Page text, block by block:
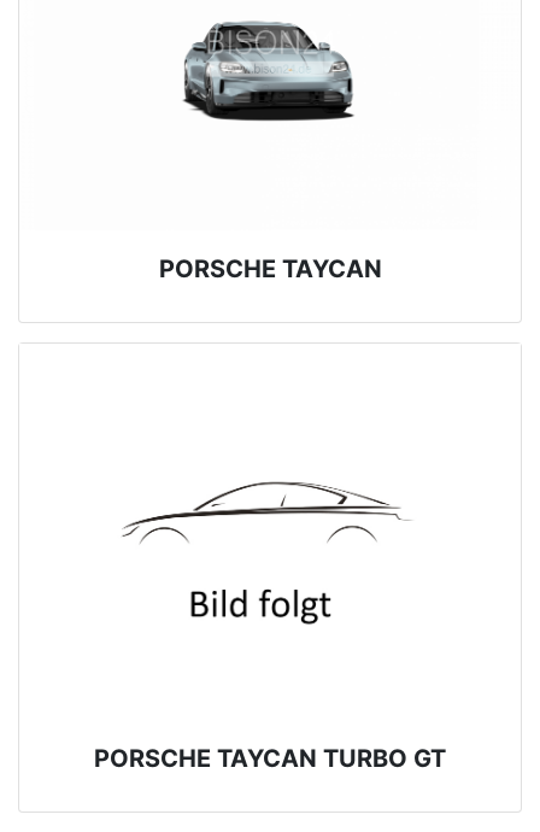
PORSCHE TAYCAN
PORSCHE TAYCAN TURBO GT